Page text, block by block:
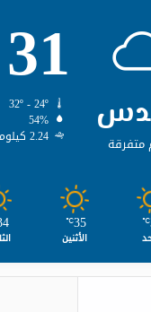
متفرقة
31
54%
2.24 كيلومتر/ساعة
℃
35
℃
الأثنين